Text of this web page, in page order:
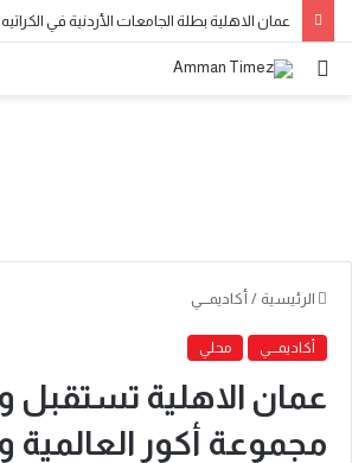
الرئيسية / أكاديمـــي
أكاديمـــي محلي
عمان الاهلية تستقبل
مجموعة أكور العالمية